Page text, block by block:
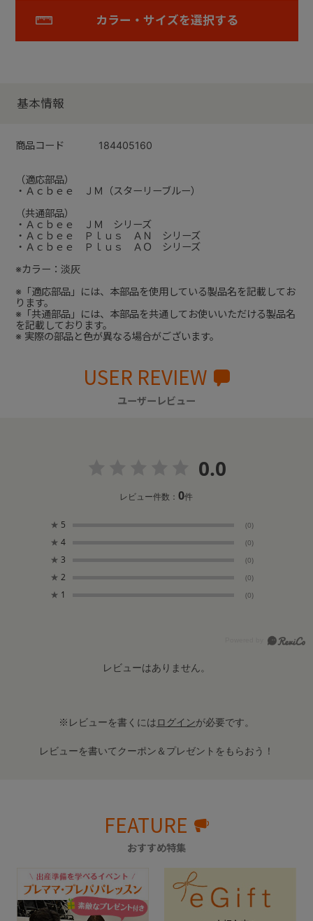
カラー・サイズを選択する
基本情報
商品コード 184405160
（適応部品）
・Ａｃｂｅｅ ＪＭ（スターリーブルー）
（共通部品）
・Ａｃｂｅｅ ＪＭ シリーズ
・Ａｃｂｅｅ Ｐｌｕｓ ＡＮ シリーズ
・Ａｃｂｅｅ Ｐｌｕｓ ＡＯ シリーズ
※カラー：淡灰
※「適応部品」には、本部品を使用している製品名を記載してお
ります。
※「共通部品」には、本部品を共通してお使いいただける製品名
を記載しております。
※ 実際の部品と色が異なる場合がございます。
USER REVIEW
ユーザーレビュー
0.0
レビュー件数：0件
★ 5 (0)
★ 4 (0)
★ 3 (0)
★ 2 (0)
★ 1 (0)
レビューはありません。
※レビューを書くにはログインが必要です。
レビューを書いてクーポン＆プレゼントをもらおう！
FEATURE
おすすめ特集